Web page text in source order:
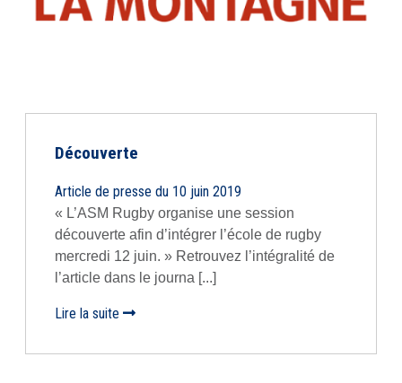
Découverte
Article de presse du 10 juin 2019
« L’ASM Rugby organise une session
découverte afin d’intégrer l’école de rugby
mercredi 12 juin. » Retrouvez l’intégralité de
l’article dans le journa [...]
Lire la suite